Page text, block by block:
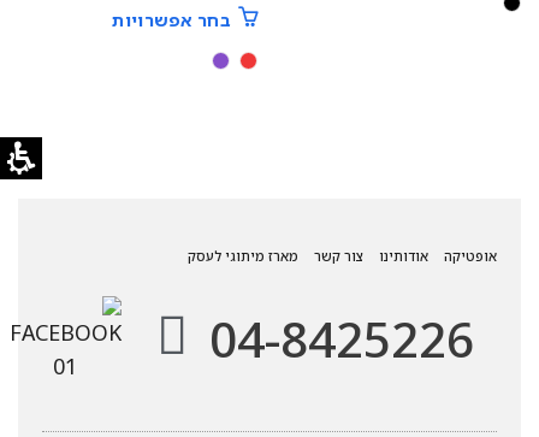
בחר אפשרויות
אופטיקה אודותינו צור קשר מארז מיתוגי לעסק
04-8425226